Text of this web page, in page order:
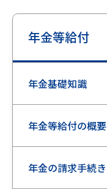
年金等給付
年金基礎知識
年金等給付の概要
年金の請求手続き